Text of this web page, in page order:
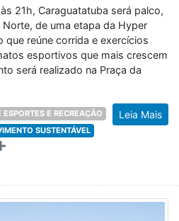
21h, Caraguatatuba será palco,
de uma etapa da Hyper
que reúne corrida e exercícios
esportivos que mais crescem
será realizado na Praça da
Leia Mais
ESPORTES E RECREAÇÃO
SUSTENTÁVEL